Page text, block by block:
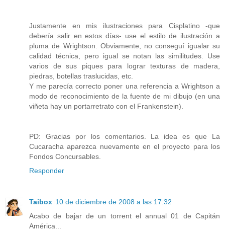
Justamente en mis ilustraciones para Cisplatino -que
debería salir en estos días- use el estilo de ilustración a
pluma de Wrightson. Obviamente, no conseguí igualar su
calidad técnica, pero igual se notan las similitudes. Use
varios de sus piques para lograr texturas de madera,
piedras, botellas traslucidas, etc.
Y me parecía correcto poner una referencia a Wrightson a
modo de reconocimiento de la fuente de mi dibujo (en una
viñeta hay un portarretrato con el Frankenstein).
PD: Gracias por los comentarios. La idea es que La
Cucaracha aparezca nuevamente en el proyecto para los
Fondos Concursables.
Responder
Taibox 10 de diciembre de 2008 a las 17:32
Acabo de bajar de un torrent el annual 01 de Capitán
América...